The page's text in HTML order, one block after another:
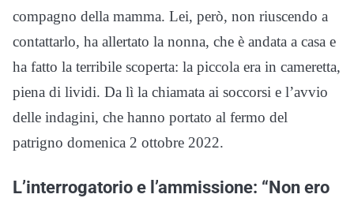
compagno della mamma. Lei, però, non riuscendo a
contattarlo, ha allertato la nonna, che è andata a casa e
ha fatto la terribile scoperta: la piccola era in cameretta,
piena di lividi. Da lì la chiamata ai soccorsi e l’avvio
delle indagini, che hanno portato al fermo del
patrigno domenica 2 ottobre 2022.
L’interrogatorio e l’ammissione: “Non ero